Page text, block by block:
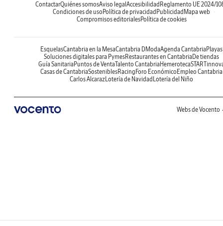
ContactarQuiénes somosAviso legal Accesibilidad Reglamento UE 2024/
Condiciones de uso Política de privacidad Publicidad Mapa web
Compromisos editorialesPolítica de cookies
EsquelasCantabria en la MesaCantabria DModaAgenda Cantabria Playas
Soluciones digitales para PymesRestaurantes en Cantabria De tiendas
Guía Sanitaria Puntos de VentaTalento Cantabria Hemeroteca
Casas de CantabriaSosteniblesRacing Foro Económico Empleo Cantabria
Carlos AlcarazLotería de Navidad Lotería del Niño
Webs de Vocento